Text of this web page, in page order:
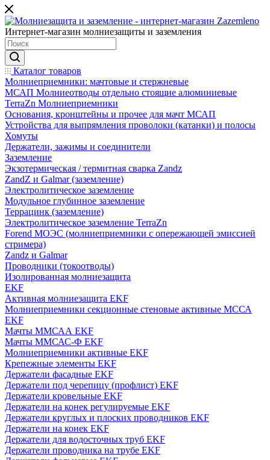
Интернет-магазин молниезащиты и заземления
Каталог товаров
Молниеприемники: мачтовые и стержневые
МСАП Молниеотводы отдельно стоящие алюминиевые
TerraZn Молниеприемники
Основания, кронштейны и прочее для мачт МСАП
Устройства для выпрямления проволоки (катанки) и полосы
Хомуты
Держатели, зажимы и соединители
Заземление
Экзотермическая / термитная сварка Zandz
ZandZ и Galmar (заземление)
Электролитическое заземление
Модульное глубинное заземление
Террацинк (заземление)
Электролитическое заземление TerraZn
Forend МОЭС (молниеприемники с опережающей эмиссией
стримера)
Zandz и Galmar
Проводники (токоотводы)
Изолированная молниезащита
EKF
Активная молниезащита EKF
Молниеприемники секционные стеновые активные МССА
EKF
Мачты ММСАА EKF
Мачты ММСАС-Ф EKF
Молниеприемники активные EKF
Крепежные элементы EKF
Держатели фасадные EKF
Держатели под черепицу (профлист) EKF
Держатели кровельные EKF
Держатели на конек регулируемые EKF
Держатели круглых и плоских проводников EKF
Держатели на конек EKF
Держатели для водосточных труб EKF
Держатели проводника на трубе EKF